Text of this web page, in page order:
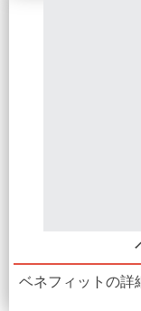
ベネフィットの詳